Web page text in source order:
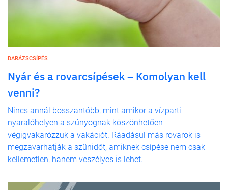
DARÁZSCSÍPÉS
Nyár és a rovarcsípések – Komolyan kell
venni?
Nincs annál bosszantóbb, mint amikor a vízparti
nyaralóhelyen a szúnyognak köszönhetően
végigvakarózzuk a vakációt. Ráadásul más rovarok is
megzavarhatják a szünidőt, amiknek csípése nem csak
kellemetlen, hanem veszélyes is lehet.